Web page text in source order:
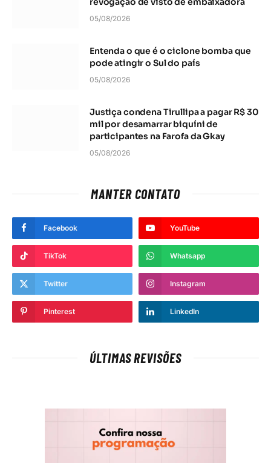
05/08/2026
Entenda o que é o ciclone bomba que
pode atingir o Sul do país
05/08/2026
Justiça condena Tirullipa a pagar R$ 30
mil por desamarrar biquíni de
participantes na Farofa da Gkay
05/08/2026
MANTER CONTATO
Facebook YouTube
TikTok Whatsapp
Twitter Instagram
Pinterest LinkedIn
ÚLTIMAS REVISÕES